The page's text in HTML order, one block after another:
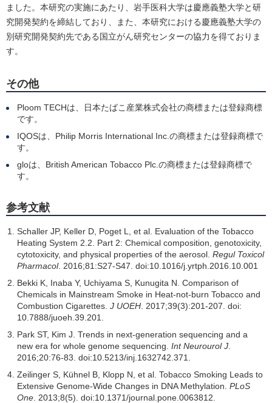
ました。本研究の実施にあたり、岩手医科大学は慶應義塾大学と研
究開発契約を締結しており、また、本研究における慶應義塾大学の
別研究開発契約先である国立がん研究センターの協力を得ておりま
す。
その他
Ploom TECHは、日本たばこ産業株式会社の商標または登録商標
です。
IQOSは、Philip Morris International Inc.の商標または登録商標で
す。
gloは、British American Tobacco Plc.の商標または登録商標で
す。
参考文献
Schaller JP, Keller D, Poget L, et al. Evaluation of the Tobacco
Heating System 2.2. Part 2: Chemical composition, genotoxicity,
cytotoxicity, and physical properties of the aerosol.Regul Toxicol
Pharmacol. 2016;81:S27-S47. doi:10.1016/j.yrtph.2016.10.001
Bekki K, Inaba Y, Uchiyama S, Kunugita N. Comparison of
Chemicals in Mainstream Smoke in Heat-not-burn Tobacco and
Combustion Cigarettes.J UOEH . 2017;39(3):201-207. doi:
10.7888/juoeh.39.201.
Park ST, Kim J. Trends in next-generation sequencing and a
new era for whole genome sequencing.Int Neurourol J
2016;20:76-83. doi:10.5213/inj.1632742.371.
Zeilinger S, Kühnel B, Klopp N, et al. Tobacco Smoking Leads to
Extensive Genome-Wide Changes in DNA Methylation.PLoS
One . 2013;8(5). doi:10.1371/journal.pone.0063812.